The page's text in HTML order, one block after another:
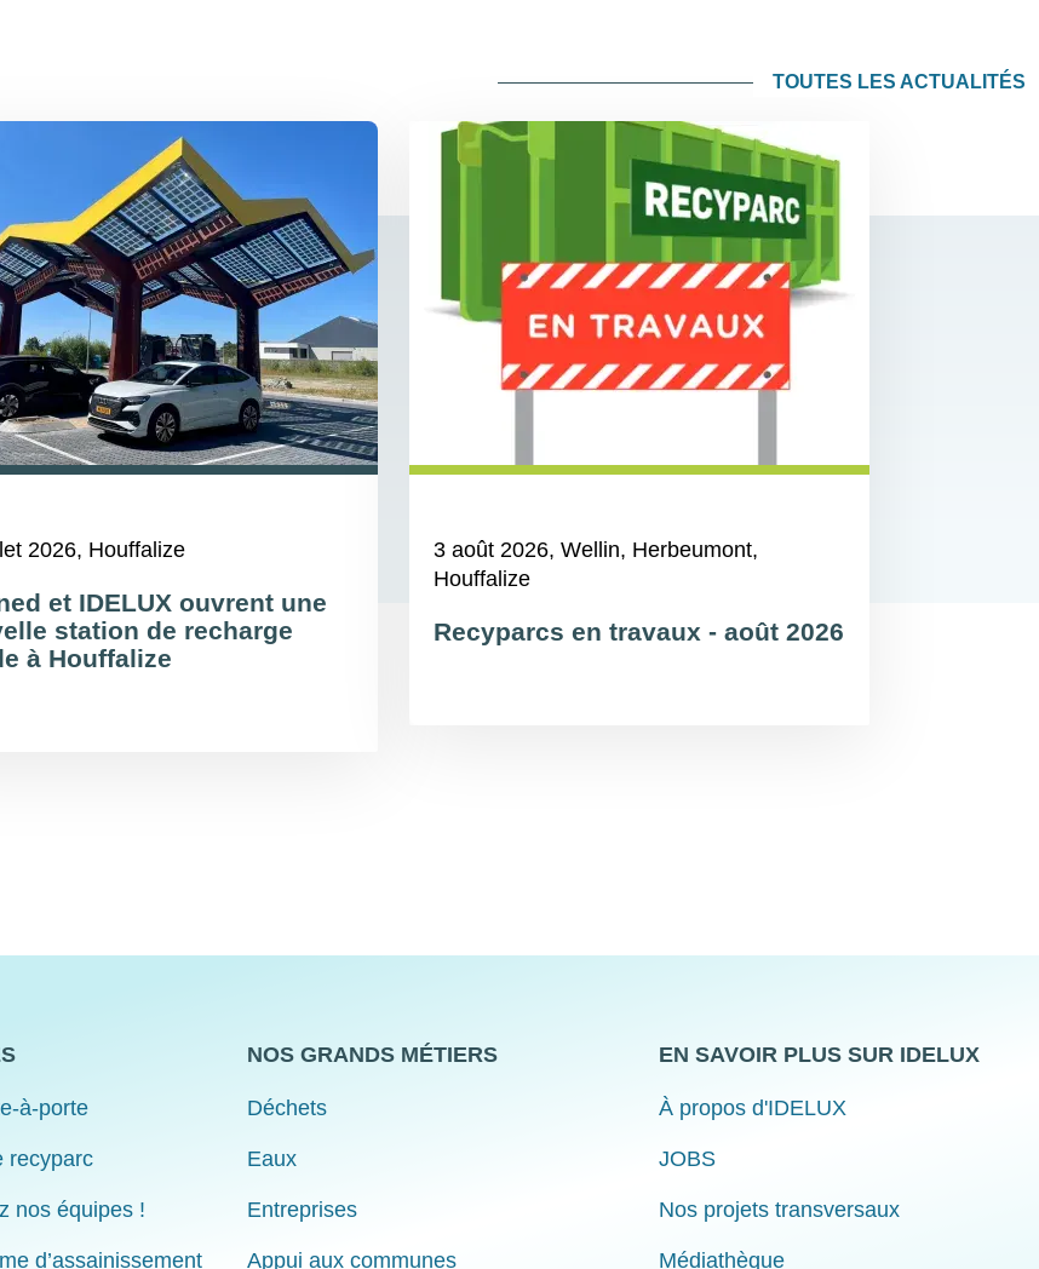
2026, Houffalize
et IDELUX ouvrent une
station de recharge
à Houffalize
3 août 2026, Wellin, Herbeumont,
Houffalize
Recyparcs en travaux - août 2026
TOUTES LES ACTUALITÉS
à-porte
recyparc
nos équipes !
d’assainissement
NOS GRANDS MÉTIERS
Déchets
Eaux
Entreprises
Appui aux communes
EN SAVOIR PLUS SUR IDELUX
À propos d'IDELUX
JOBS
Nos projets transversaux
Médiathèque